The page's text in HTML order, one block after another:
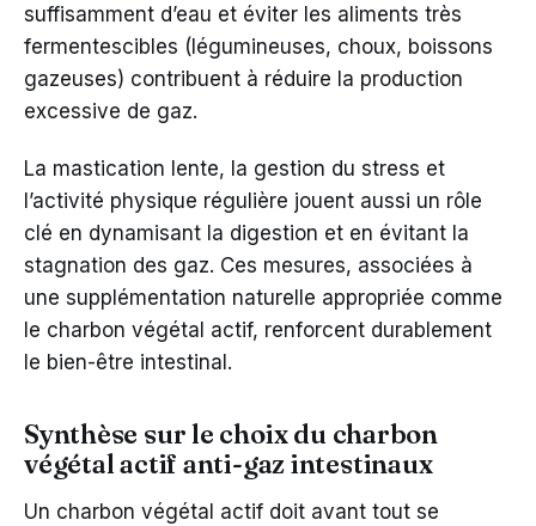
suffisamment d’eau et éviter les aliments très
fermentescibles (légumineuses, choux, boissons
gazeuses) contribuent à réduire la production
excessive de gaz.
La mastication lente, la gestion du stress et
l’activité physique régulière jouent aussi un rôle
clé en dynamisant la digestion et en évitant la
stagnation des gaz. Ces mesures, associées à
une supplémentation naturelle appropriée comme
le charbon végétal actif, renforcent durablement
le bien-être intestinal.
Synthèse sur le choix du charbon
végétal actif anti-gaz intestinaux
Un charbon végétal actif doit avant tout se